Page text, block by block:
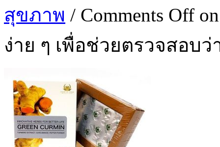
สุขภาพ / Comments Off
ง่าย ๆ เพื่อช่วยตรวจสอบ